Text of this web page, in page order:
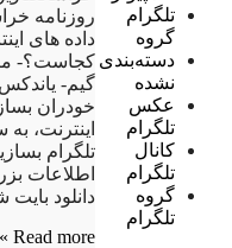
تلگرام
گروه
دسته‌بندی
نشده
عکس
تلگرام
کانال
تلگرام
گروه
تلگرام
داده های
کجاست؟-
گیم-
خودران
اینترنت،
تلگرام
اطلاعات
دانلود
Read more »